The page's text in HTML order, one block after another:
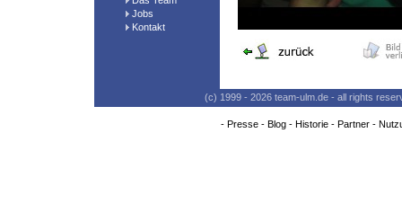
Jobs
Kontakt
(c) 1999 - 2026 team-ulm.de - all rights
- Presse- Blog- Historie- Partner-